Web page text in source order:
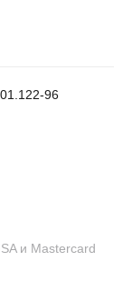
96
и Mastercard